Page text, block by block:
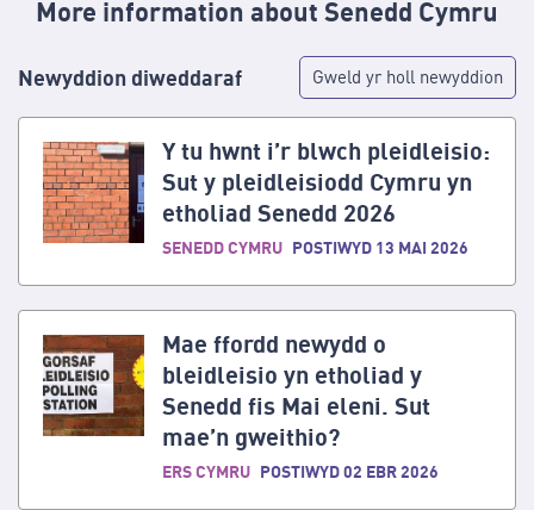
More information about Senedd Cymru
Newyddion diweddaraf Gweld yr holl newyddion
Y tu hwnt i’r blwch pleidleisio:
Sut y pleidleisiodd Cymru yn
etholiad Senedd 2026
SENEDD CYMRU POSTIWYD 13 MAI 2026
Mae ffordd newydd o
bleidleisio yn etholiad y
Senedd fis Mai eleni. Sut
mae’n gweithio?
ERS CYMRU POSTIWYD 02 EBR 2026